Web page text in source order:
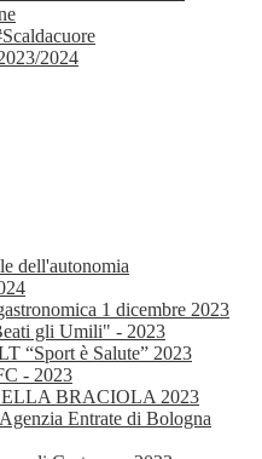
2024
dell'autonomia
1 dicembre 2023
gli Umili" - 2023
“Sport è Salute” 2023
- 2023
BRACIOLA 2023
Entrate di Bologna